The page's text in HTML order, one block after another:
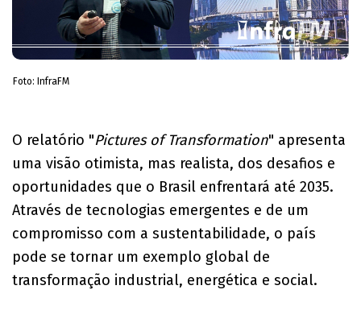
Foto: InfraFM
O relatório "Pictures of Transformation" apresenta
uma visão otimista, mas realista, dos desafios e
oportunidades que o Brasil enfrentará até 2035.
Através de tecnologias emergentes e de um
compromisso com a sustentabilidade, o país
pode se tornar um exemplo global de
transformação industrial, energética e social.